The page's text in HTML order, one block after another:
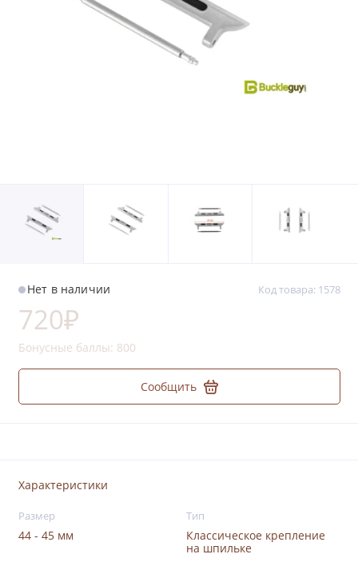
Нет в наличии Код товара: 1578
720₽
Бонусные баллы: 800
Сообщить
Характеристики
Размер
44 - 45 мм
Тип
Классическое крепление
на шпильке